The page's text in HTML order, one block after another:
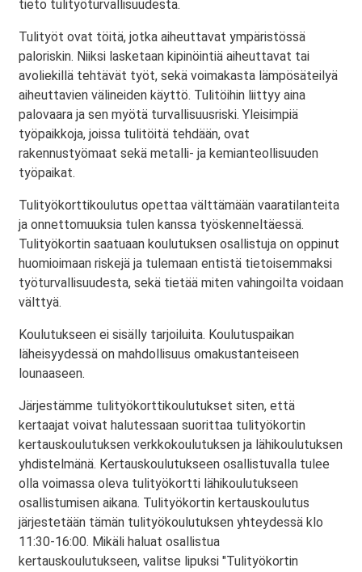
tieto tulityöturvallisuudesta.
Tulityöt ovat töitä, jotka aiheuttavat ympäristössä
paloriskin. Niiksi lasketaan kipinöintiä aiheuttavat tai
avoliekillä tehtävät työt, sekä voimakasta lämpösäteilyä
aiheuttavien välineiden käyttö. Tulitöihin liittyy aina
palovaara ja sen myötä turvallisuusriski. Yleisimpiä
työpaikkoja, joissa tulitöitä tehdään, ovat
rakennustyömaat sekä metalli- ja kemianteollisuuden
työpaikat.
Tulityökorttikoulutus opettaa välttämään vaaratilanteita
ja onnettomuuksia tulen kanssa työskenneltäessä.
Tulityökortin saatuaan koulutuksen osallistuja on oppinut
huomioimaan riskejä ja tulemaan entistä tietoisemmaksi
työturvallisuudesta, sekä tietää miten vahingoilta voidaan
välttyä.
Koulutukseen ei sisälly tarjoiluita. Koulutuspaikan
läheisyydessä on mahdollisuus omakustanteiseen
lounaaseen.
Järjestämme tulityökorttikoulutukset siten, että
kertaajat voivat halutessaan suorittaa tulityökortin
kertauskoulutuksen verkkokoulutuksen ja lähikoulutuksen
yhdistelmänä. Kertauskoulutukseen osallistuvalla tulee
olla voimassa oleva tulityökortti lähikoulutukseen
osallistumisen aikana. Tulityökortin kertauskoulutus
järjestetään tämän tulityökoulutuksen yhteydessä klo
11:30-16:00. Mikäli haluat osallistua
kertauskoulutukseen, valitse lipuksi "Tulityökortin